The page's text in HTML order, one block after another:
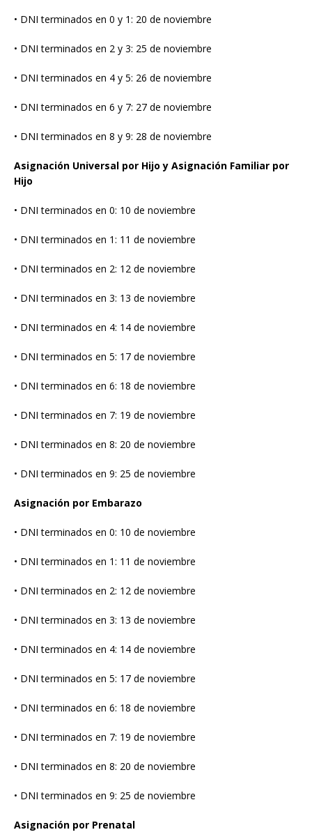
• DNI terminados en 0 y 1: 20 de noviembre
• DNI terminados en 2 y 3: 25 de noviembre
• DNI terminados en 4 y 5: 26 de noviembre
• DNI terminados en 6 y 7: 27 de noviembre
• DNI terminados en 8 y 9: 28 de noviembre
Asignación Universal por Hijo y Asignación Familiar por
Hijo
• DNI terminados en 0: 10 de noviembre
• DNI terminados en 1: 11 de noviembre
• DNI terminados en 2: 12 de noviembre
• DNI terminados en 3: 13 de noviembre
• DNI terminados en 4: 14 de noviembre
• DNI terminados en 5: 17 de noviembre
• DNI terminados en 6: 18 de noviembre
• DNI terminados en 7: 19 de noviembre
• DNI terminados en 8: 20 de noviembre
• DNI terminados en 9: 25 de noviembre
Asignación por Embarazo
• DNI terminados en 0: 10 de noviembre
• DNI terminados en 1: 11 de noviembre
• DNI terminados en 2: 12 de noviembre
• DNI terminados en 3: 13 de noviembre
• DNI terminados en 4: 14 de noviembre
• DNI terminados en 5: 17 de noviembre
• DNI terminados en 6: 18 de noviembre
• DNI terminados en 7: 19 de noviembre
• DNI terminados en 8: 20 de noviembre
• DNI terminados en 9: 25 de noviembre
Asignación por Prenatal